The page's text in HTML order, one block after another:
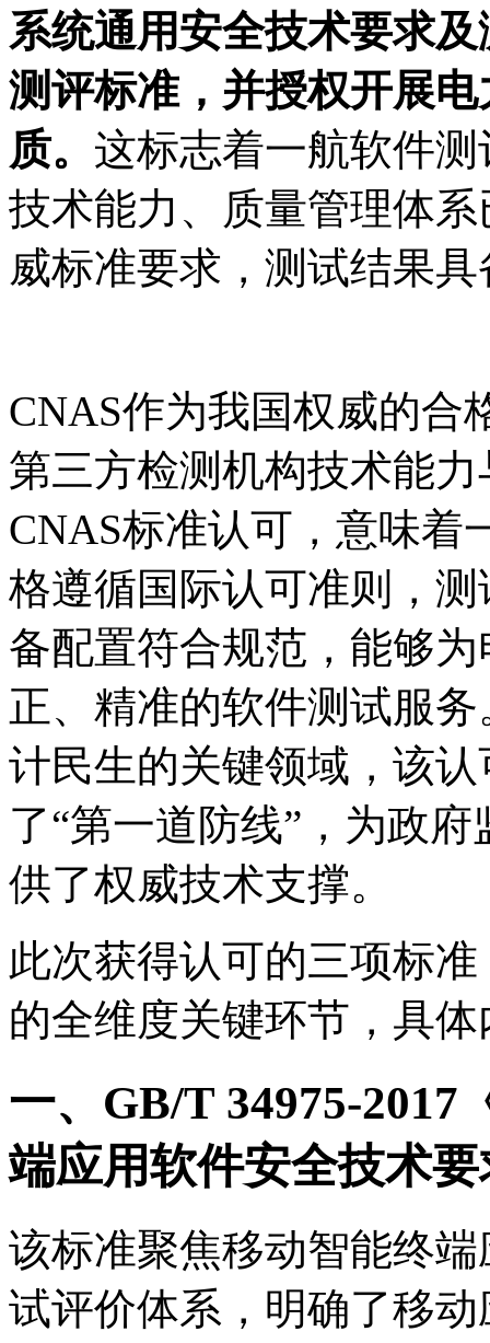
系统通用安全技术要求
测评标准，并授权开展
质。 这标志着一航软件
技术能力、质量管理体
威标准要求，测试结果
CNAS作为我国权威的合
第三方检测机构技术能
CNAS标准认可，意味着
格遵循国际认可准则，
备配置符合规范，能够
正、精准的软件测试服
计民生的关键领域，该
了“第一道防线”，为政
供了权威技术支撑。
此次获得认可的三项标
的全维度关键环节，具
一、GB/T 34975-2017
端应用软件安全技术
该标准聚焦移动智能终
试评价体系，明确了移